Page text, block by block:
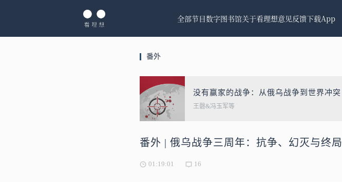
全部节目数字图书馆关于看理想意见反馈下载App
番外
没有赢家的战争：从俄乌战争到世界冲突
王磬&冯玉军等
番外 | 俄乌战争三周年：抗争、幻灭与终局
01:19:01 16